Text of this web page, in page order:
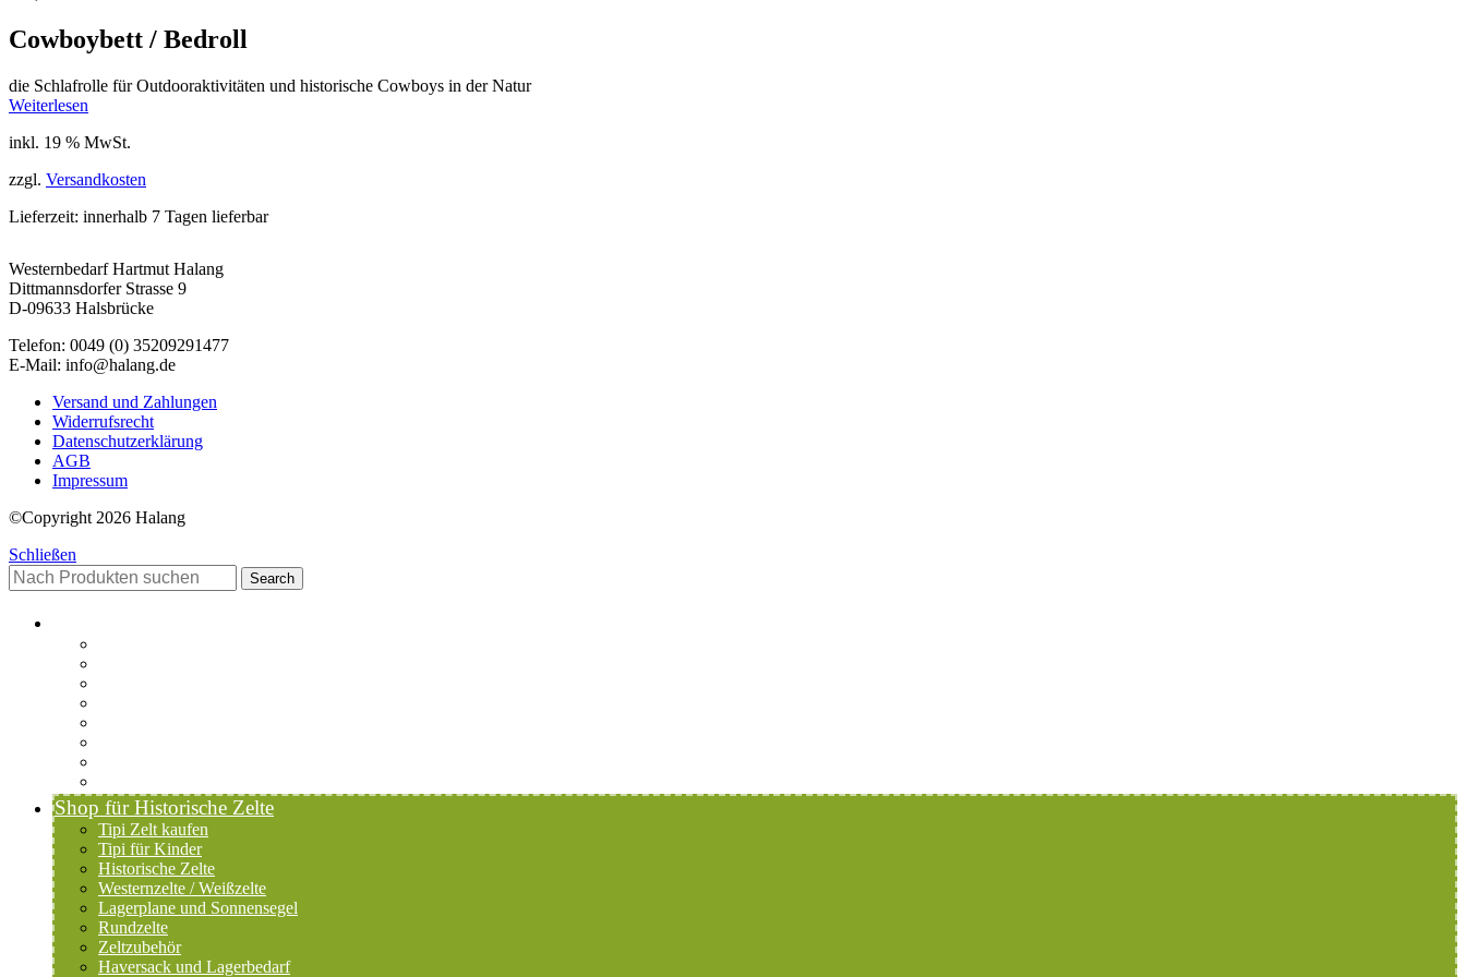
Cowboybett / Bedroll
die Schlafrolle für Outdooraktivitäten und historische Cowboys in der Natur
Weiterlesen
inkl. 19 % MwSt.
zzgl. Versandkosten
Lieferzeit: innerhalb 7 Tagen lieferbar
Westernbedarf Hartmut Halang
Dittmannsdorfer Strasse 9
D-09633 Halsbrücke
Telefon: 0049 (0) 35209291477
E-Mail: info@halang.de
Versand und Zahlungen
Widerrufsrecht
Datenschutzerklärung
AGB
Impressum
©Copyright 2026 Halang
Schließen
Search
Shop für Historische Zelte
Tipi Zelt kaufen
Tipi für Kinder
Historische Zelte
Westernzelte / Weißzelte
Lagerplane und Sonnensegel
Rundzelte
Zeltzubehör
Haversack und Lagerbedarf